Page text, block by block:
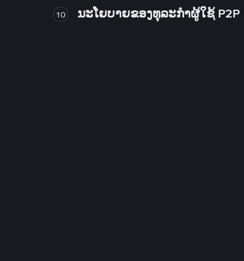
10 ນະໂຍບາຍຂອງທຸລະກໍາຜູ້ໃຊ້ P2P